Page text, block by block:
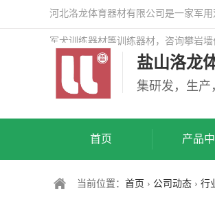
河北洛龙体育器材有限公司是一家军
军犬训练器材等训练器材，咨询攀岩
盐山洛龙
集研发，生产
首页 产品
当前位置： 首页 › 公司动态 › 行